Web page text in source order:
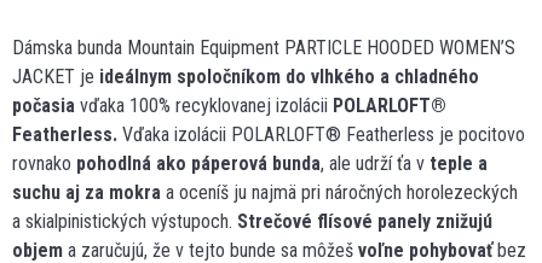
Dámska bunda Mountain Equipment PARTICLE HOODED WOMEN’S
JACKET je ideálnym spoločníkom do vlhkého a chladného
počasia vďaka 100% recyklovanej izolácii POLARLOFT®
Featherless. Vďaka izolácii POLARLOFT® Featherless je pocitovo
rovnako pohodlná ako páperová bunda, ale udrží ťa v teple a
suchu aj za mokra a oceníš ju najmä pri náročných horolezeckých
a skialpinistických výstupoch. Strečové flísové panely znižujú
objem a zaručujú, že v tejto bunde sa môžeš voľne pohybovaťbez